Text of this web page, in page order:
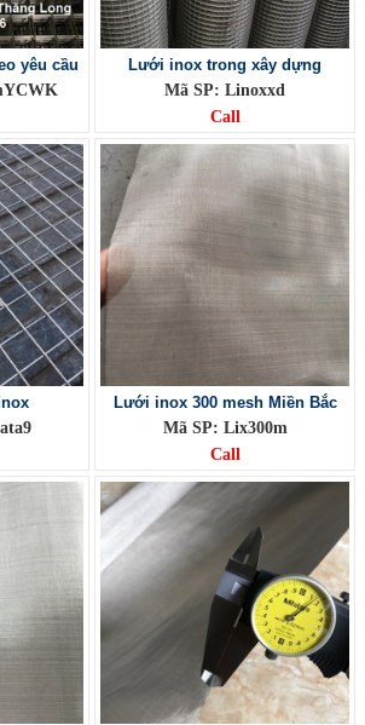
yêu cầu
Lưới inox trong xây dựng
Mã SP: Linoxxd
Call
Lưới inox 300 mesh Miền Bắc
Mã SP: Lix300m
Call